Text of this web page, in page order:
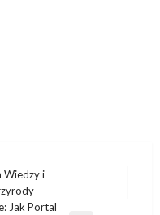
Wiedzy i
Jak Portal